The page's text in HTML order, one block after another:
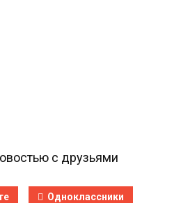
с друзьями
Одноклассники